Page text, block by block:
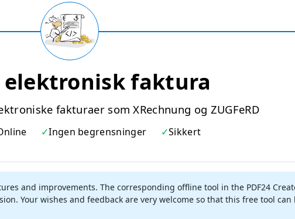
elektronisk faktura
fakturaer som XRechnung og ZUGFeRD
Ingen begrensninger Sikkert